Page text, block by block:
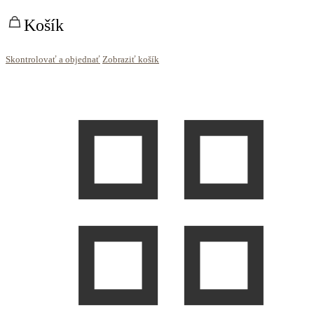
Košík
Skontrolovať a objednať Zobraziť košík